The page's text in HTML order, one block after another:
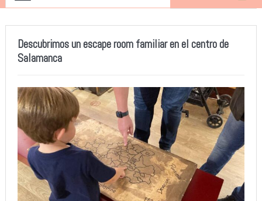
Descubrimos un escape room familiar en el centro de
Salamanca